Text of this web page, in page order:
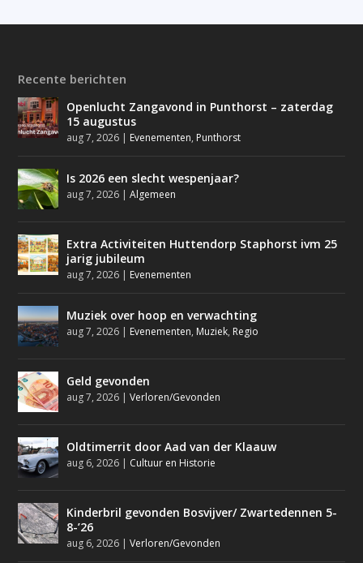
Recente berichten
Openlucht Zangavond in Punthorst – zaterdag
15 augustus
aug 7, 2026 | Evenementen, Punthorst
Is 2026 een slecht wespenjaar?
aug 7, 2026 |Algemeen
Extra Activiteiten Huttendorp Staphorst ivm 25
jarig jubileum
aug 7, 2026 | Evenementen
Muziek over hoop en verwachting
aug 7, 2026 | Evenementen, Muziek, Regio
Geld gevonden
aug 7, 2026 |Verloren/Gevonden
Oldtimerrit door Aad van der Klaauw
aug 6, 2026 | Cultuur en Historie
Kinderbril gevonden Bosvijver/ Zwartedennen 5-
8-’26
aug 6, 2026 |Verloren/Gevonden